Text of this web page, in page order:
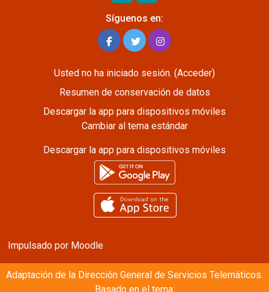
Síguenos en:
Usted no ha iniciado sesión. (Acceder)
Resumen de conservación de datos
Descargar la app para dispositivos móviles
Cambiar al tema estándar
Descargar la app para dispositivos móviles
Impulsado por Moodle
Adaptación de la Dirección General de Servicios Telemáticos.
Basado en el tema: